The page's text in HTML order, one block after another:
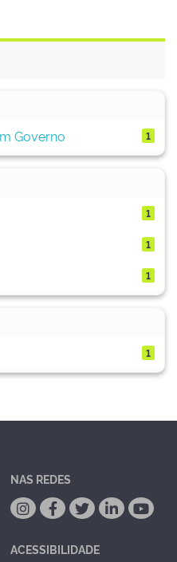
Governo
1
1
1
1
1
NAS REDES
ACESSIBILIDADE